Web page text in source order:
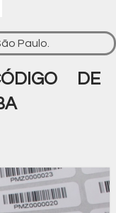
Paulo.
DE